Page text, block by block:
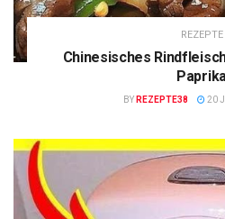
REZEPTE
Chinesisches
BY REZEPTE38 20